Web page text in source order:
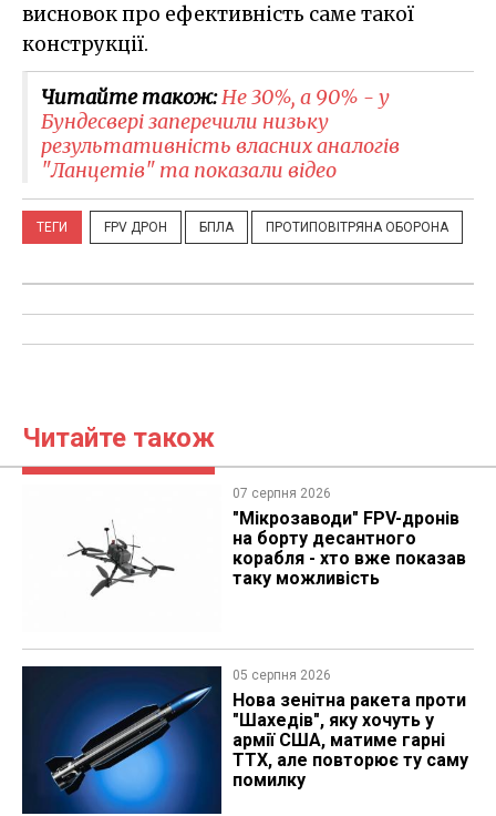
висновок про ефективність саме такої
конструкції.
Читайте також:Не 30%, а 90% - у
Бундесвері заперечили низьку
результативність власних аналогів
"Ланцетів" та показали відео
ТЕГИ FPV ДРОН БПЛА ПРОТИПОВІТРЯНА ОБОРОНА
Читайте також
07 серпня 2026
"Мікрозаводи" FPV-дронів
на борту десантного
корабля - хто вже показав
таку можливість
05 серпня 2026
Нова зенітна ракета проти
"Шахедів", яку хочуть у
армії США, матиме гарні
ТТХ, але повторює ту саму
помилку